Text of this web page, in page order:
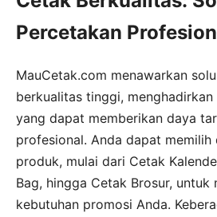
Percetakan
MauCetak.com menawarkan
berkualitas tinggi,
yang dapat memberikan daya
profesional. Anda dapat
produk, mulai dari Cetak
Bag, hingga Cetak Brosur, untuk
kebutuhan promosi Anda.